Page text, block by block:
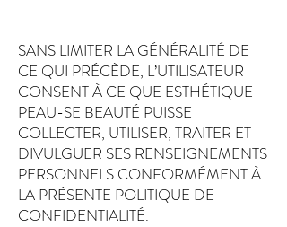
SANS LIMITER LA GÉNÉRALITÉ DE
CE QUI PRÉCÈDE, L’UTILISATEUR
CONSENT À CE QUE ESTHÉTIQUE
PEAU-SE BEAUTÉ PUISSE
COLLECTER, UTILISER, TRAITER ET
DIVULGUER SES RENSEIGNEMENTS
PERSONNELS CONFORMÉMENT À
LA PRÉSENTE POLITIQUE DE
CONFIDENTIALITÉ.